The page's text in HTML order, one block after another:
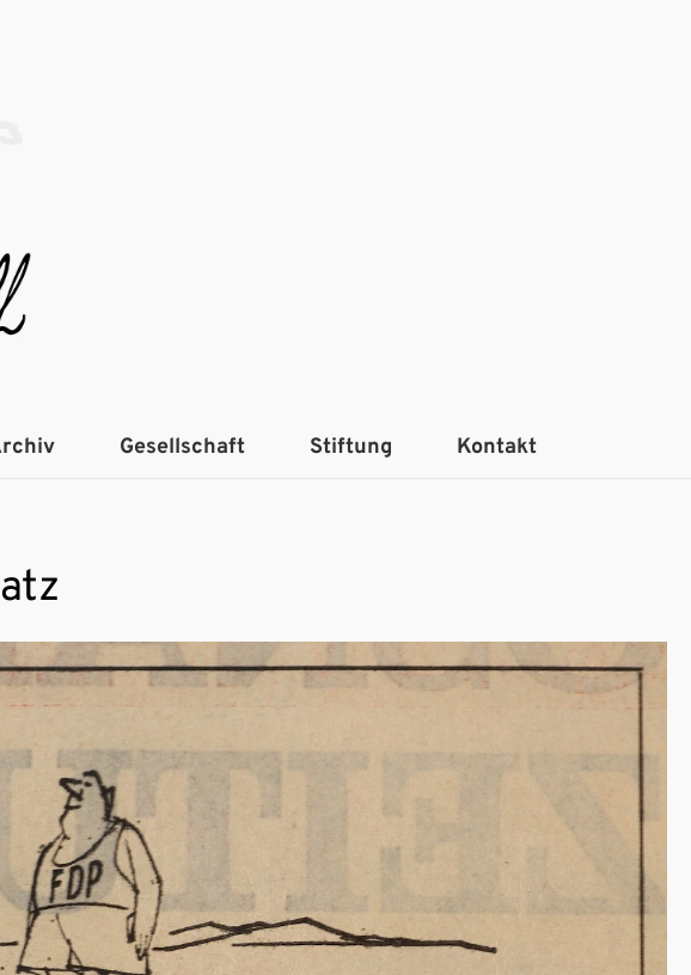
Gesellschaft Stiftung Kontakt